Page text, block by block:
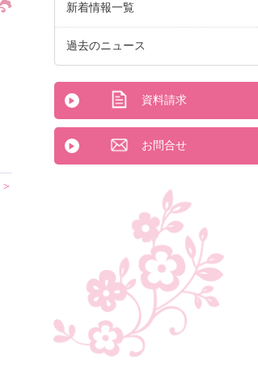
新着情報一覧
過去のニュース
資料請求
お問合せ